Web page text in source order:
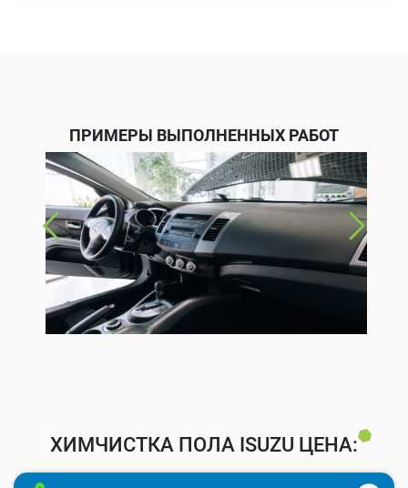
ПРИМЕРЫ ВЫПОЛНЕННЫХ РАБОТ
ХИМЧИСТКА ПОЛА ISUZU ЦЕНА: